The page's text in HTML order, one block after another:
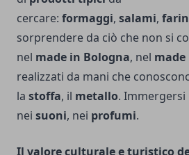
cercare: formaggi, salami,
sorprendere da ciò che non si
nel made in Bologna, nel
realizzati da mani che
la stoffa, il metallo. Immergersi
nei suoni, nei profumi.
Il valore culturale e turistico